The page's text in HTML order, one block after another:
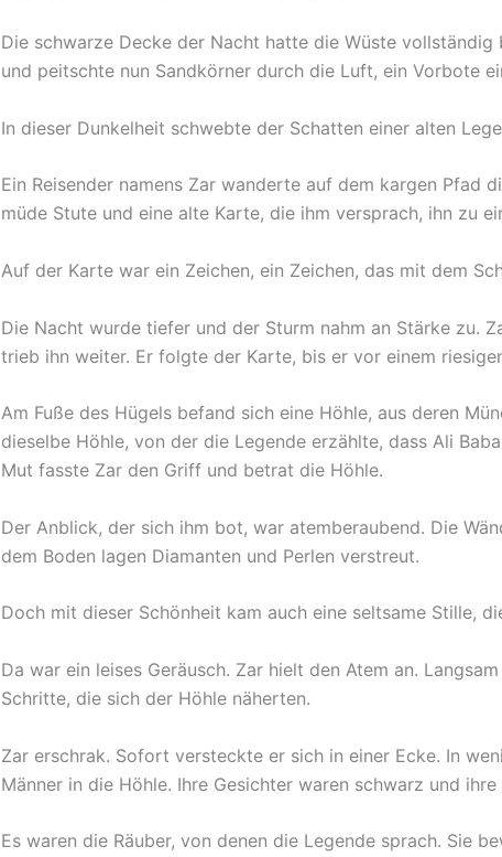
Die schwarze Decke der Nacht hatte die Wüste
und peitschte nun Sandkörner durch die Luft, ein Vorbote
In dieser Dunkelheit schwebte der Schatten einer alten
Ein Reisender namens Zar wanderte auf dem kargen Pfad
müde Stute und eine alte Karte, die ihm versprach, ihn zu
Auf der Karte war ein Zeichen, ein Zeichen, das mit dem
Die Nacht wurde tiefer und der Sturm nahm an Stärke zu.
trieb ihn weiter. Er folgte der Karte, bis er vor einem
Am Fuße des Hügels befand sich eine Höhle, aus deren
dieselbe Höhle, von der die Legende erzählte, dass Ali
Mut fasste Zar den Griff und betrat die Höhle.
Der Anblick, der sich ihm bot, war atemberaubend. Die
dem Boden lagen Diamanten und Perlen verstreut.
Doch mit dieser Schönheit kam auch eine seltsame Stille,
Da war ein leises Geräusch. Zar hielt den Atem an.
Schritte, die sich der Höhle näherten.
Zar erschrak. Sofort versteckte er sich in einer Ecke. In
Männer in die Höhle. Ihre Gesichter waren schwarz und
Es waren die Räuber, von denen die Legende sprach. Sie